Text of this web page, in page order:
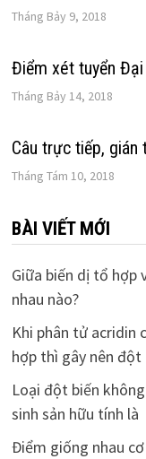
Tháng Bảy 9, 2018
Điểm xét tuyển Đại
Tháng Bảy 14, 2018
Câu trực tiếp, gián
Tháng Tám 10, 2018
BÀI VIẾT MỚI
Giữa biến dị tổ hợp
nhau nào?
Khi phân tử acridin
hợp thì gây nên đột
Loại đột biến
sinh sản hữu tính là
Điểm giống nhau